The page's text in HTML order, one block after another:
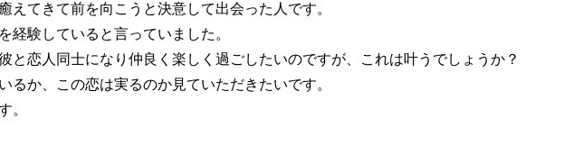
えてきて前を向こうと決意して出会った人です。
経験していると言っていました。
と恋人同士になり仲良く楽しく過ごしたいのですが、これは叶うでしょうか？
るか、この恋は実るのか見ていただきたいです。
。